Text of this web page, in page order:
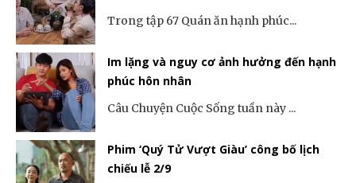
Trong tập 67 Quán ăn hạnh phúc...
Im lặng và nguy cơ ảnh hưởng đến hạnh
phúc hôn nhân
Câu Chuyện Cuộc Sống tuần này ...
Phim ‘Quý Tử Vượt Giàu’ công bố lịch
chiếu lễ 2/9